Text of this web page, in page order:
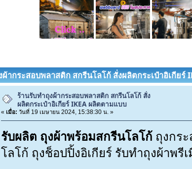
ากระสอบพลาสติก สกรีนโลโก้ สั่งผลิตกระเป๋าอิเกียร์
ร้านรับทำถุงผ้ากระสอบพลาสติก สกรีนโลโก้ สั่ง
ผลิตกระเป๋าอิเกียร์ IKEA ผลิตตามแบบ
« เมื่อ: วันที่ 19 เมษายน 2024, 15:38:30 น. »
รับผลิต ถุงผ้าพร้อมสกรีนโลโก้ถุงกร
โลโก้ ถุงช็อปปิ้งอิเกียร์ รับทำถุงผ้าพรี